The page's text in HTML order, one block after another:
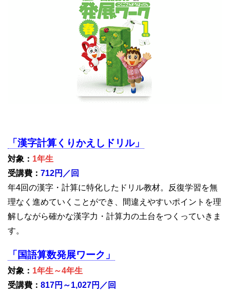
「漢字計算くりかえしドリル」
対象： 1年生
受講費： 712円／回
年4回の漢字・計算に特化したドリル教材。反復学習を無
理なく進めていくことができ、間違えやすいポイントを理
解しながら確かな漢字力・計算力の土台をつくっていきま
す。
「国語算数発展ワーク」
対象： 1年生～4年生
受講費： 817円～1,027円／回